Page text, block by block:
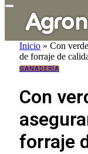
Inicio » Con
de forraje de
GANADERÍA
Con
forraje